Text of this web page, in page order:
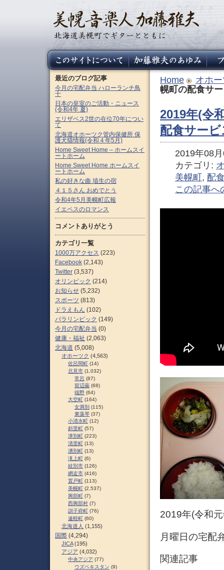
Home
オホ
幌町の配食サ
2019年(令
配食サービ
2019年08
カテゴリ:
美幌町 , 配
この記事へ
2019年(令和
月曜日の宅配
関連記事
最近のブログ記事
今月の宅配弁当 ハローランチ鳥
十
日本の皇室のご活動・ニュース
(令和4年 夏)
エリザベス2世の在位70年につい
て
北海道オホーツク管内保健所 保
護犬猫情報(令和４年5月)
Home Sweet Home – ホームスイ
ートホーム
Home Sweet Home ホームスイ
ートホーム
私の好きな曲 埴生の宿
４１５さん おめでとう
令和4年5月美幌町広報
イエペスのロマンス
コメントありがとう
カテゴリ一覧
1000万アクセス (223)
Facebook (2,143)
Twitter (3,537)
オリンピック (214)
お知らせ (5,232)
スポーツ (813)
ドラえもん (102)
パラリンピック (149)
今月の宅配弁当 (0)
健康・福祉 (2,063)
北海道 (5,008)
オホーツク (4,563)
佐呂間町 (14)
北見市 (1,032)
常呂 (87)
留辺蘂 (68)
端野 (64)
大空町 (164)
女満別 (115)
東藻琴 (37)
小清水町 (12)
斜里町 (57)
津別町 (223)
清里町 (13)
湧別町 (13)
滝上町 (6)
紋別市 (126)
網走市 (416)
置戸町 (113)
美幌町 (2,537)
興部町 (7)
西興部村 (7)
訓子府町 (76)
遠軽町 (60)
北海道人 (1,155)
国際 (4,294)
JICA(195)
アジア (4,032)
中央アジア (77)
ウズベキスタン (9)